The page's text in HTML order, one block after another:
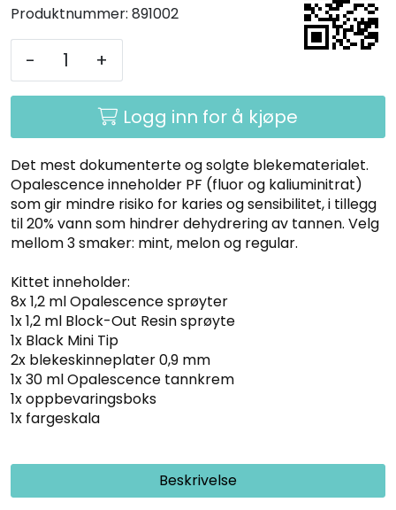
Produktnummer: 891002
- +
Logg inn for å kjøpe
Det mest dokumenterte og solgte blekematerialet.
Opalescence inneholder PF (fluor og kaliuminitrat)
som gir mindre risiko for karies og sensibilitet, i tillegg
til 20% vann som hindrer dehydrering av tannen. Velg
mellom 3 smaker: mint, melon og regular.
Kittet inneholder:
8x 1,2 ml Opalescence sprøyter
1x 1,2 ml Block-Out Resin sprøyte
1x Black Mini Tip
2x blekeskinneplater 0,9 mm
1x 30 ml Opalescence tannkrem
1x oppbevaringsboks
1x fargeskala
Beskrivelse